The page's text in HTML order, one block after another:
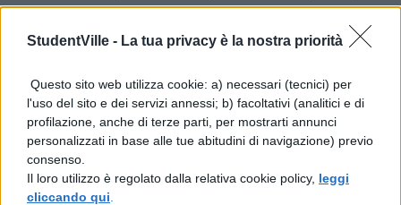
StudentVille - La tua privacy è la nostra priorità
Questo sito web utilizza cookie: a) necessari (tecnici) per
l'uso del sito e dei servizi annessi; b) facoltativi (analitici e di
profilazione, anche di terze parti, per mostrarti annunci
personalizzati in base alle tue abitudini di navigazione) previo
consenso.
Il loro utilizzo è regolato dalla relativa cookie policy, leggi
cliccando qui
fluttuante in qua e in là ) voi non
tutti li nominati effetti , nè da alcuno di
quelli potrete comprender se la nave
cammina o pure sta ferma … ” . Se siamo
sotto coperta ( ossia se non vediamo fuori )